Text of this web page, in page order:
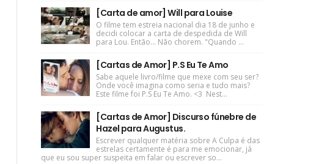
[Carta de amor] Will para Louise
O filme tem estreia nacional dia 18 de junho e
decidi colocar a carta de despedida de Will
para Lou. Então... Não chorem. "Quando ...
[Cartas de Amor] P.S Eu Te Amo
Sabe aquele livro/filme que mexe com seu ser?
Onde você imagina como seria e tudo mais?
Este filme foi P.S Eu Te Amo. <3 Nest...
[Cartas de Amor] Discurso fúnebre de
Hazel para Augustus.
Escrever qualquer matéria sobre A Culpa é das
estrelas certamente é para me emocionar, já
que eu sou super suspeita em falar ou escrever so...